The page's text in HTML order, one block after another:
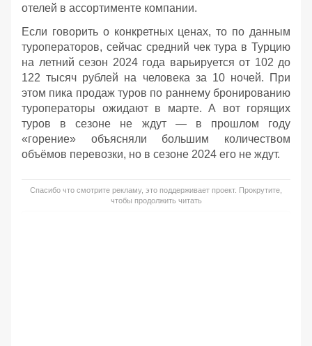
отелей в ассортименте компании.
Если говорить о конкретных ценах, то по данным
туроператоров, сейчас средний чек тура в Турцию
на летний сезон 2024 года варьируется от 102 до
122 тысяч рублей на человека за 10 ночей. При
этом пика продаж туров по раннему бронированию
туроператоры ожидают в марте. А вот горящих
туров в сезоне не ждут — в прошлом году
«горение» объясняли большим количеством
объёмов перевозки, но в сезоне 2024 его не ждут.
Спасибо что смотрите рекламу, это поддерживает проект. Прокрутите,
чтобы продолжить читать